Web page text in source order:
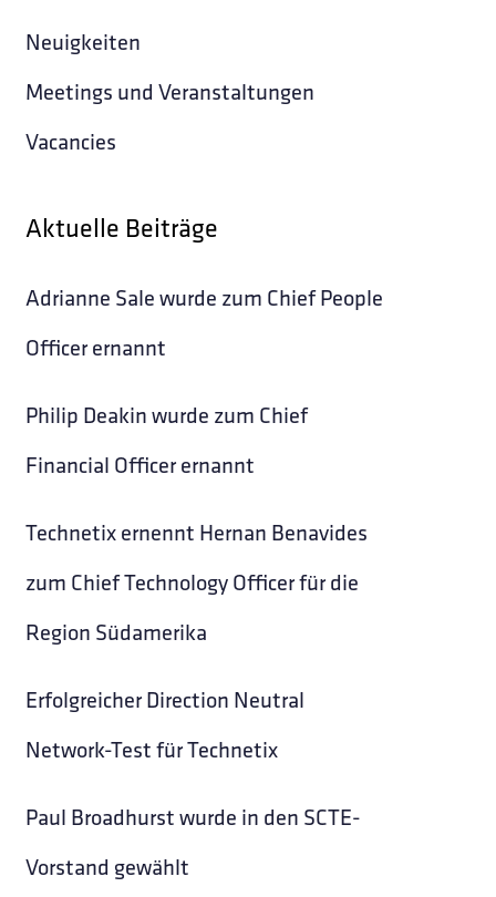
Neuigkeiten
Meetings und Veranstaltungen
Vacancies
Aktuelle Beiträge
Adrianne Sale wurde zum Chief People
Officer ernannt
Philip Deakin wurde zum Chief
Financial Officer ernannt
Technetix ernennt Hernan Benavides
zum Chief Technology Officer für die
Region Südamerika
Erfolgreicher Direction Neutral
Network-Test für Technetix
Paul Broadhurst wurde in den SCTE-
Vorstand gewählt